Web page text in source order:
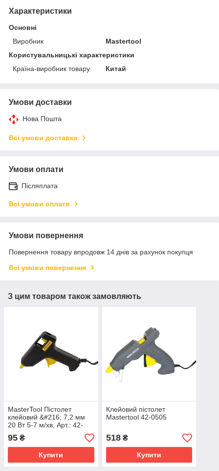
Характеристики
Основні
Виробник
Mastertool
Користувальницькі характеристики
Країна-виробник товару
Китай
Умови доставки
Нова Пошта
Всі умови доставки
Умови оплати
Післяплата
Всі умови оплати
Умови повернення
Повернення товару впродовж 14 днів за рахунок покупця
Всі умови повернення
З цим товаром також замовляють
MasterTool Пістолет
клейовий &#216; 7,2 мм
20 Вт 5-7 м/хв, Арт.: 42-
0511
95 ₴
Купити
Клейовий пістолет
Mastertool 42-0505
518₴
Купити